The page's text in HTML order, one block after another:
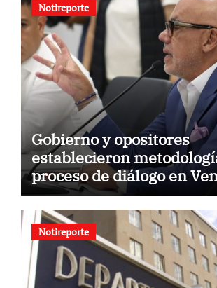
Notireporte
Gobierno y opositores
establecieron
proceso de diálogo en
Notireporte